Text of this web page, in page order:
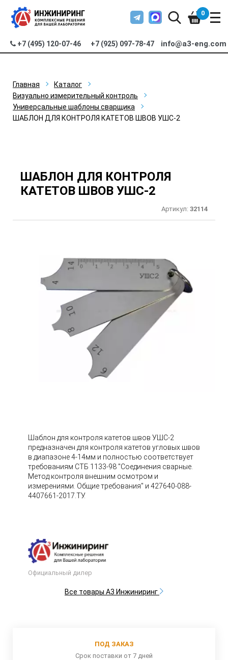
+7 (495) 120-07-46 +7 (925) 097-78-47 info@a3-eng.com
0
Главная
Каталог
Визуально измерительный контроль
Универсальные шаблоны сварщика
ШАБЛОН ДЛЯ КОНТРОЛЯ КАТЕТОВ ШВОВ УШС-2
ШАБЛОН ДЛЯ КОНТРОЛЯ
КАТЕТОВ ШВОВ УШС-2
Артикул: 32114
Шаблон для контроля катетов швов УШС-2
предназначен для контроля катетов угловых швов
в диапазоне 4-14мм и полностью соответствует
требованиям СТБ 1133-98 "Соединения сварные.
Метод контроля внешним осмотром и
измерениями. Общие требования" и 427640-088-
4407661-2017.ТУ.
Официальный дилер
Все товары А3 Инжиниринг
ПОД ЗАКАЗ
Срок поставки от 7 дней